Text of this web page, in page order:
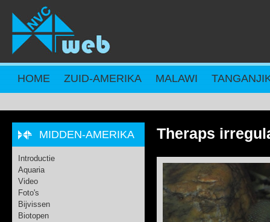
Overslaan en naar de inhoud gaan
HOME ZUID-AMERIKA MALAWI
Theraps
MIDDEN-AMERIKA
Introductie
Aquaria
Video
Foto's
Bijvissen
Biotopen